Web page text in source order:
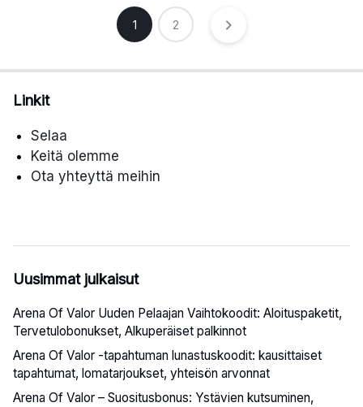
Posts
pagination
1 2
Linkit
Selaa
Keitä olemme
Ota yhteyttä meihin
Uusimmat julkaisut
Arena Of Valor Uuden Pelaajan Vaihtokoodit: Aloituspaketit,
Tervetulobonukset, Alkuperäiset palkinnot
Arena Of Valor -tapahtuman lunastuskoodit: kausittaiset
tapahtumat, lomatarjoukset, yhteisön arvonnat
Arena Of Valor – Suositusbonus: Ystävien kutsuminen,